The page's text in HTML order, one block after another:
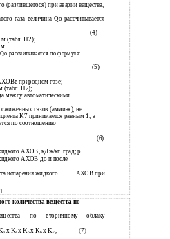
(разлившегося) при аварии вещества,
газа величина Qо рассчитывается
(4)
м (табл. П2);
м.
рассчитывается по формуле:
(5)
природном газе;
(табл. П2);
между автоматическими
газов (аммиак), не
K7 принимается равным 1, а
по соотношению
(6)
АХОВ, кДж/кг. град; p
АХОВ до и после
испарения жидкого
АХОВ при
количества вещества по
по вторичному
облаку
3 x K4x K5x K6x K7,
(7)